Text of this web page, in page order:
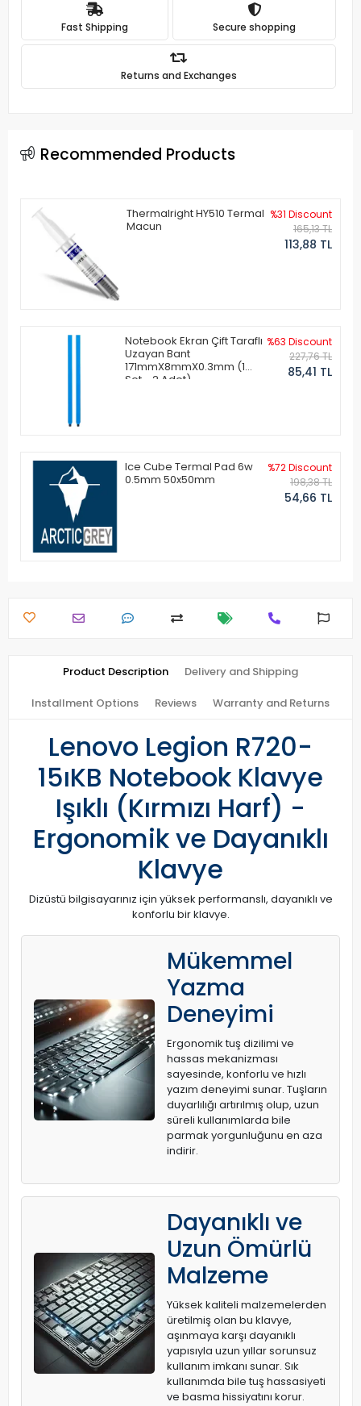
Fast Shipping Secure shopping
Returns and Exchanges
Recommended Products
Thermalright HY510 Termal
Macun
%31 Discount
165,13 TL
113,88 TL
Notebook Ekran Çift Taraflı
Uzayan Bant
171mmX8mmX0.3mm (1
Set - 2 Adet)
%63 Discount
227,76 TL
85,41 TL
Ice Cube Termal Pad 6w
0.5mm 50x50mm
%72 Discount
198,38 TL
54,66 TL
Product Description Delivery and Shipping
Installment Options Reviews Warranty and Returns
Lenovo Legion R720-
15ıKB Notebook Klavye
Işıklı (Kırmızı Harf) -
Ergonomik ve Dayanıklı
Klavye
Dizüstü bilgisayarınız için yüksek performanslı, dayanıklı ve
konforlu bir klavye.
Mükemmel
Yazma
Deneyimi
Ergonomik tuş dizilimi ve
hassas mekanizması
sayesinde, konforlu ve hızlı
yazım deneyimi sunar. Tuşların
duyarlılığı artırılmış olup, uzun
süreli kullanımlarda bile
parmak yorgunluğunu en aza
indirir.
Dayanıklı ve
Uzun Ömürlü
Malzeme
Yüksek kaliteli malzemelerden
üretilmiş olan bu klavye,
aşınmaya karşı dayanıklı
yapısıyla uzun yıllar sorunsuz
kullanım imkanı sunar. Sık
kullanımda bile tuş hassasiyeti
ve basma hissiyatını korur.